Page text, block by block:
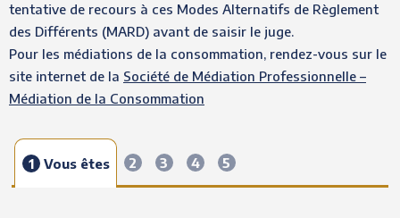
tentative de recours à ces Modes Alternatifs de Règlement
des Différents (MARD) avant de saisir le juge.
Pour les médiations de la consommation, rendez-vous sur le
site internet de la Société de Médiation Professionnelle –
Médiation de la Consommation
1 Vous êtes 2 3 4 5